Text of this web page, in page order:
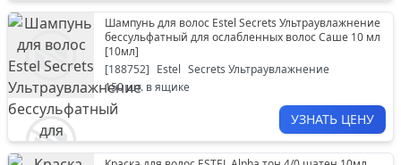
Шампунь для волос Estel Secrets Ультраувлажнение
бессульфатный для ослабленных волос Саше 10 мл
[10мл]
[188752] Estel Secrets Ультраувлажнение
150шт. в ящике
УЗНАТЬ ЦЕНУ